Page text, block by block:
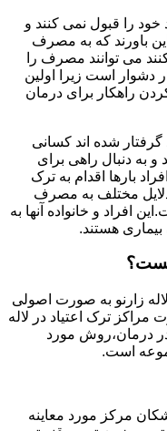
خود را قبول نمی کنند و
این باورند که به مصرف
می توانند مصرف را
دشوار است زیرا اولین
راهکار برای درمان
گرفتار شده اند کسانی
و به دنبال راهی برای
بارها اقدام به ترک
دلایل مختلف به مصرف
افراد و خانواده آنها به
هستند.
زارنو به صورت اصولی
ترک اعتیاد در لاله
درمان،روش مورد
است.
مرکز مورد معاینه